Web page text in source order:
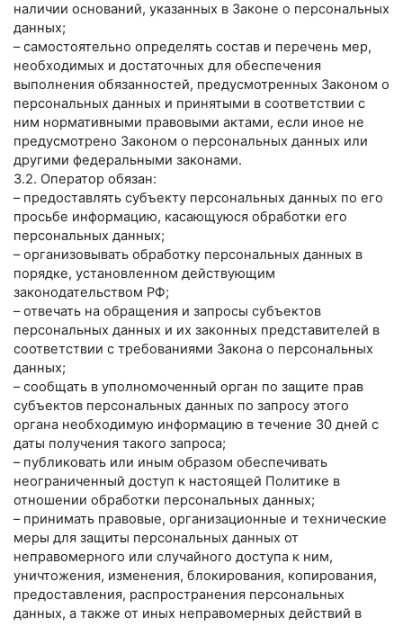
наличии оснований, указанных в Законе о персональных
данных;
– самостоятельно определять состав и перечень мер,
необходимых и достаточных для обеспечения
выполнения обязанностей, предусмотренных Законом о
персональных данных и принятыми в соответствии с
ним нормативными правовыми актами, если иное не
предусмотрено Законом о персональных данных или
другими федеральными законами.
3.2. Оператор обязан:
– предоставлять субъекту персональных данных по его
просьбе информацию, касающуюся обработки его
персональных данных;
– организовывать обработку персональных данных в
порядке, установленном действующим
законодательством РФ;
– отвечать на обращения и запросы субъектов
персональных данных и их законных представителей в
соответствии с требованиями Закона о персональных
данных;
– сообщать в уполномоченный орган по защите прав
субъектов персональных данных по запросу этого
органа необходимую информацию в течение 30 дней с
даты получения такого запроса;
– публиковать или иным образом обеспечивать
неограниченный доступ к настоящей Политике в
отношении обработки персональных данных;
– принимать правовые, организационные и технические
меры для защиты персональных данных от
неправомерного или случайного доступа к ним,
уничтожения, изменения, блокирования, копирования,
предоставления, распространения персональных
данных, а также от иных неправомерных действий в